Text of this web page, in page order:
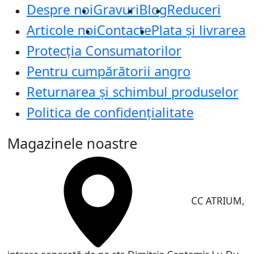
Despre noiGravuriBlogReduceri
Articole noiContactePlata și livrarea
Protecţia Consumatorilor
Pentru cumpărătorii angro
Returnarea și schimbul produselor
Politica de confidențialitate
Magazinele noastre
CC ATRIUM,